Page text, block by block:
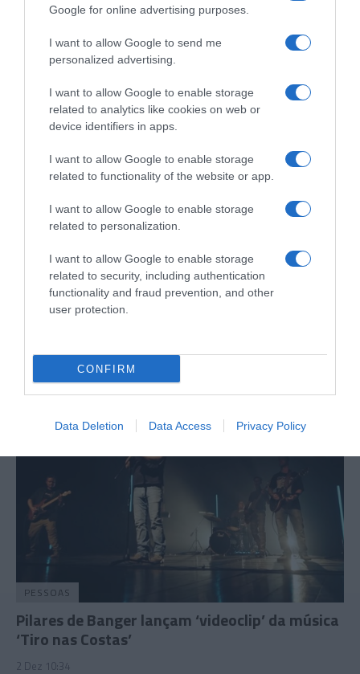
Google for online advertising purposes.
I want to allow Google to send me
personalized advertising.
I want to allow Google to enable storage
related to analytics like cookies on web or
device identifiers in apps.
I want to allow Google to enable storage
related to functionality of the website or app.
I want to allow Google to enable storage
related to personalization.
I want to allow Google to enable storage
related to security, including authentication
functionality and fraud prevention, and other
user protection.
CONFIRM
Data Deletion Data Access Privacy Policy
Últimas
ROTEIRO
Mariano regressa ao Marginal e Summer Jam anima o
Jam este Sábado
CRISTIANO RONALDO
Conheça a programação de fim-de-semana dos hotéis
da colecção Savoy Signature
PESSOAS
Pilares de Banger lançam ‘videoclip’ da música
‘Tiro nas Costas’
2 Dez 10:34